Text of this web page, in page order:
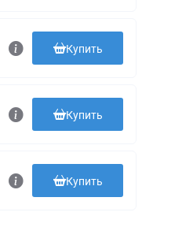
Купить
Купить
Купить